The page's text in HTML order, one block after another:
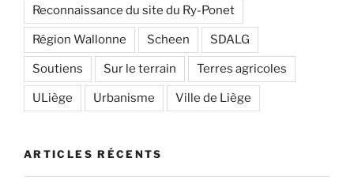
Reconnaissance du site du Ry-Ponet
Région Wallonne Scheen SDALG
Soutiens Sur le terrain Terres agricoles
ULiège Urbanisme Ville de Liège
ARTICLES RÉCENTS